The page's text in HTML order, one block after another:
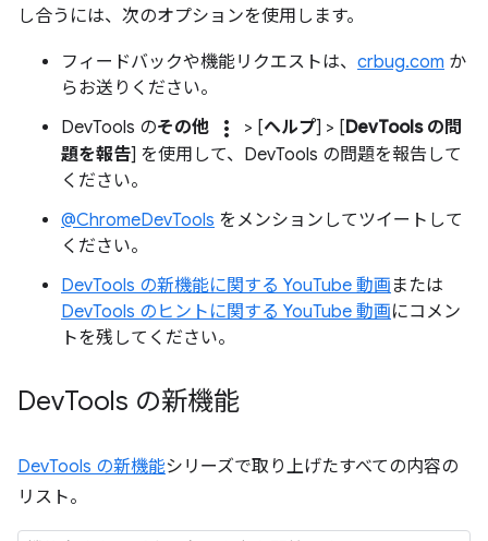
し合うには、次のオプションを使用します。
フィードバックや機能リクエストは、 crbug.com か
らお送りください。
DevTools のその他 more_vert > [ヘルプ] > [DevTools の問
題を報告] を使用して、DevTools の問題を報告して
ください。
@ChromeDevTools をメンションしてツイートして
ください。
DevTools の新機能に関する YouTube 動画 または
DevTools のヒントに関する YouTube 動画にコメン
トを残してください。
DevTools の新機能
DevTools の新機能シリーズで取り上げたすべての内容の
リスト。